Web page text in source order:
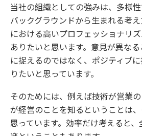
当社の組織としての強みは、多様性
バックグラウンドから生まれる考
における高いプロフェッショナリ
ありたいと思います。意見が異な
に捉えるのではなく、ポジティブ
りたいと思っています。
そのためには、例えば技術が営業
が経営のことを知るということは
思っています。効率だけ考えると